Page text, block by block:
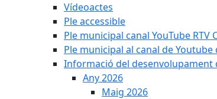
Vídeoactes
Ple accessible
Ple municipal canal YouTube RTV
Ple municipal al canal de
Informació del desenvolupament
Any 2026
Maig 2026